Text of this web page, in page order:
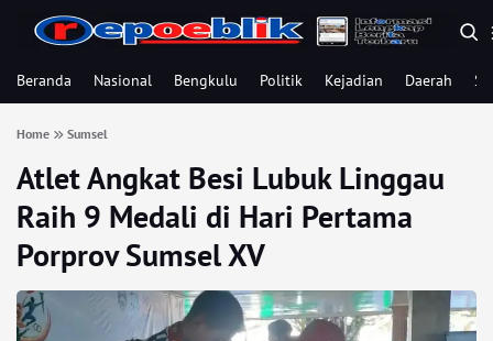
Beranda Nasional Bengkulu Politik Kejadian Daerah
Home Sumsel
Atlet Angkat Besi Lubuk Linggau
Raih 9 Medali di Hari Pertama
Porprov Sumsel XV